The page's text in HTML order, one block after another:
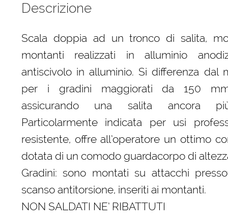
Descrizione
Scala doppia ad un tronco di salita,
montanti realizzati in alluminio
antiscivolo in alluminio. Si differenza dal
per i gradini maggiorati da 150
assicurando una salita ancora
Particolarmente indicata per usi
resistente, offre all’operatore un ottimo
dotata di un comodo guardacorpo di
Gradini: sono montati su attacchi
scanso antitorsione, inseriti ai montanti.
NON SALDATI NE’ RIBATTUTI